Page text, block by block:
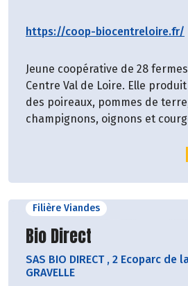
https://coop-biocentreloire.fr/
Jeune coopérative de 28
Centre Val de Loire. Elle
des poireaux, pommes de
champignons, oignons et
Filière Viandes
Découvrir le producteur
Bio Direct
SAS BIO DIRECT , 2 Ecoparc de
GRAVELLE